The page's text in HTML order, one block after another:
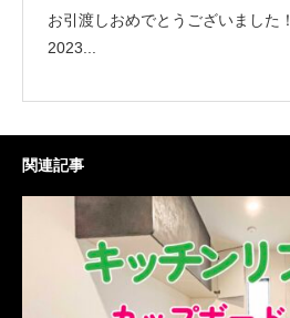
お引渡しおめでとうございました！
2023...
関連記事